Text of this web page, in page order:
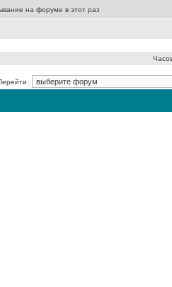
на форуме в этот раз